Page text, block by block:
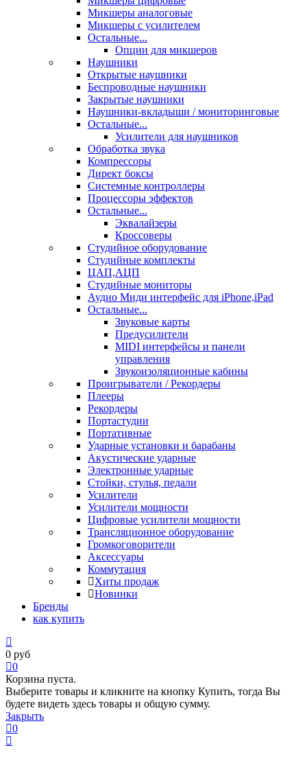
Микшеры аналоговые
Микшеры с усилителем
Остальные...
Опции для микшеров
Наушники
Открытые наушники
Беспроводные наушники
Закрытые наушники
Наушники-вкладыши / мониторинговые
Остальные...
Усилители для наушников
Обработка звука
Компрессоры
Директ боксы
Системные контроллеры
Процессоры эффектов
Остальные...
Эквалайзеры
Кроссоверы
Студийное оборудование
Студийные комплекты
ЦАП,АЦП
Студийные мониторы
Аудио Миди интерфейс для iPhone,iPad
Остальные...
Звуковые карты
Предусилители
MIDI интерфейсы и панели
управления
Звукоизоляционные кабины
Проигрыватели / Рекордеры
Плееры
Рекордеры
Портастудии
Портативные
Ударные установки и барабаны
Акустические ударные
Электронные ударные
Стойки, стулья, педали
Усилители
Усилители мощности
Цифровые усилители мощности
Трансляционное оборудование
Громкоговорители
Аксессуары
Коммутация
Хиты продаж
Новинки
Бренды
как купить
0 руб
0
Корзина пуста.
Выберите товары и кликните на кнопку Купить, тогда Вы
будете видеть здесь товары и общую сумму.
Закрыть
0